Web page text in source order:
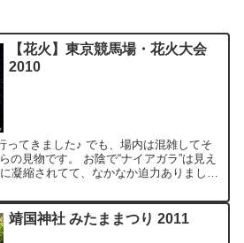
【花火】東京競馬場・花火大会
2010
ってきました♪ でも、場内は混雑してそ
の見物です。 お陰で“ナイアガラ”は見え
凝縮されてて、なかなか迫力ありました
靖国神社 みたままつり 2011